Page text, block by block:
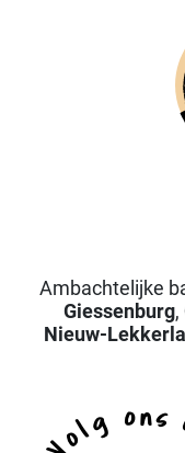
Ambachtelijke
Giessenburg,
Nieuw-
o
lg ons